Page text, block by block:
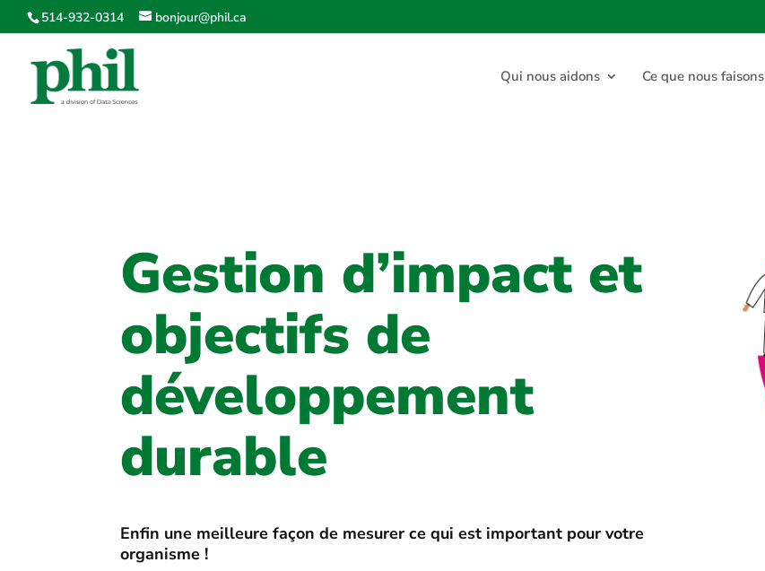
514-932-0314 bonjour@phil.ca
Qui nous aidons Ce que nous faisons
Gestion d’impact et
objectifs de
développement
durable
Enfin une meilleure façon de mesurer ce qui est important pour votre
organisme !